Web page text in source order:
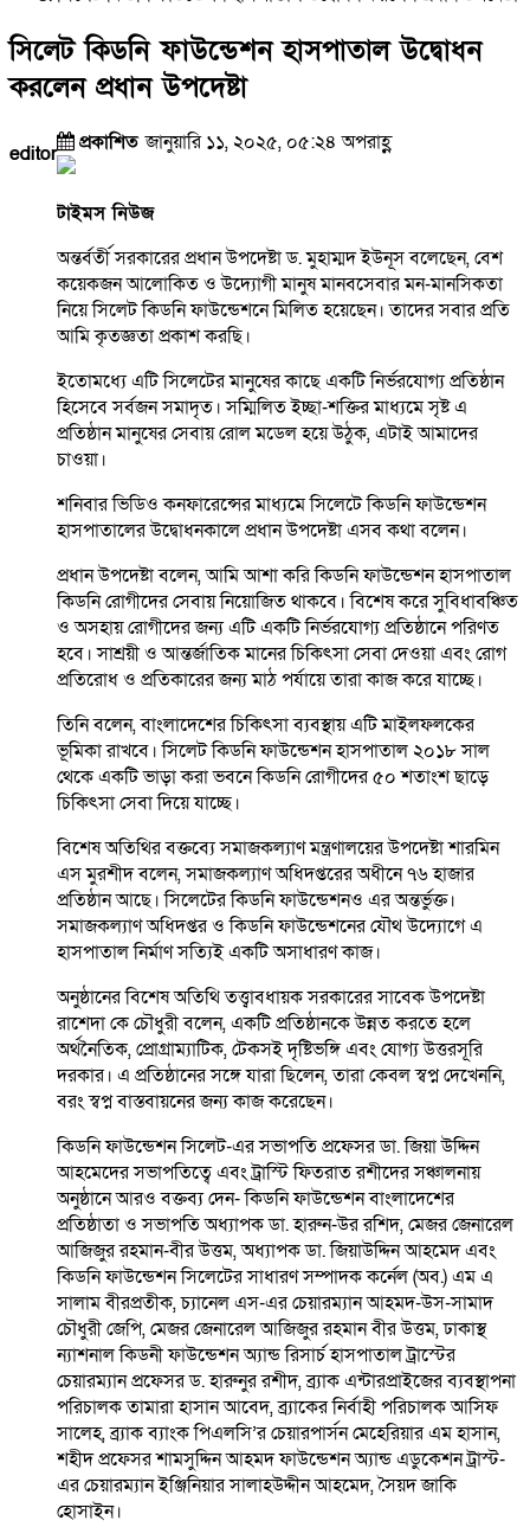
সিলেট কিডনি ফাউন্ডেশন হাসপাতাল উদ্বোধন
করলেন প্রধান উপদেষ্টা
editor প্রকাশিতজানুয়ারি ১১, ২০২৫, ০৫:২৪ অপরাহ্ণ
টাইমস নিউজ
অন্তর্বর্তী সরকারের প্রধান উপদেষ্টা ড. মুহাম্মদ ইউনূস বলেছেন, বেশ
কয়েকজন আলোকিত ও উদ্যোগী মানুষ মানবসেবার মন-মানসিকতা
নিয়ে সিলেট কিডনি ফাউন্ডেশনে মিলিত হয়েছেন। তাদের সবার প্রতি
আমি কৃতজ্ঞতা প্রকাশ করছি।
ইতোমধ্যে এটি সিলেটের মানুষের কাছে একটি নির্ভরযোগ্য প্রতিষ্ঠান
হিসেবে সর্বজন সমাদৃত। সম্মিলিত ইচ্ছা-শক্তির মাধ্যমে সৃষ্ট এ
প্রতিষ্ঠান মানুষের সেবায় রোল মডেল হয়ে উঠুক, এটাই আমাদের
চাওয়া।
শনিবার ভিডিও কনফারেন্সের মাধ্যমে সিলেটে কিডনি ফাউন্ডেশন
হাসপাতালের উদ্বোধনকালে প্রধান উপদেষ্টা এসব কথা বলেন।
প্রধান উপদেষ্টা বলেন, আমি আশা করি কিডনি ফাউন্ডেশন হাসপাতাল
কিডনি রোগীদের সেবায় নিয়োজিত থাকবে। বিশেষ করে সুবিধাবঞ্চিত
ও অসহায় রোগীদের জন্য এটি একটি নির্ভরযোগ্য প্রতিষ্ঠানে পরিণত
হবে। সাশ্রয়ী ও আন্তর্জাতিক মানের চিকিৎসা সেবা দেওয়া এবং রোগ
প্রতিরোধ ও প্রতিকারের জন্য মাঠ পর্যায়ে তারা কাজ করে যাচ্ছে।
তিনি বলেন, বাংলাদেশের চিকিৎসা ব্যবস্থায় এটি মাইলফলকের
ভূমিকা রাখবে। সিলেট কিডনি ফাউন্ডেশন হাসপাতাল ২০১৮ সাল
থেকে একটি ভাড়া করা ভবনে কিডনি রোগীদের ৫০ শতাংশ ছাড়ে
চিকিৎসা সেবা দিয়ে যাচ্ছে।
বিশেষ অতিথির বক্তব্যে সমাজকল্যাণ মন্ত্রণালয়ের উপদেষ্টা শারমিন
এস মুরশীদ বলেন, সমাজকল্যাণ অধিদপ্তরের অধীনে ৭৬ হাজার
প্রতিষ্ঠান আছে। সিলেটের কিডনি ফাউন্ডেশনও এর অন্তর্ভুক্ত।
সমাজকল্যাণ অধিদপ্তর ও কিডনি ফাউন্ডেশনের যৌথ উদ্যোগে এ
হাসপাতাল নির্মাণ সত্যিই একটি অসাধারণ কাজ।
অনুষ্ঠানের বিশেষ অতিথি তত্ত্বাবধায়ক সরকারের সাবেক উপদেষ্টা
রাশেদা কে চৌধুরী বলেন, একটি প্রতিষ্ঠানকে উন্নত করতে হলে
অর্থনৈতিক, প্রোগ্রাম্যাটিক, টেকসই দৃষ্টিভঙ্গি এবং যোগ্য উত্তরসূরি
দরকার। এ প্রতিষ্ঠানের সঙ্গে যারা ছিলেন, তারা কেবল স্বপ্ন দেখেননি,
বরং স্বপ্ন বাস্তবায়নের জন্য কাজ করেছেন।
কিডনি ফাউন্ডেশন সিলেট-এর সভাপতি প্রফেসর ডা. জিয়া উদ্দিন
আহমেদের সভাপতিত্বে এবং ট্রাস্টি ফিতরাত রশীদের সঞ্চালনায়
অনুষ্ঠানে আরও বক্তব্য দেন- কিডনি ফাউন্ডেশন বাংলাদেশের
প্রতিষ্ঠাতা ও সভাপতি অধ্যাপক ডা. হারুন-উর রশিদ, মেজর জেনারেল
আজিজুর রহমান-বীর উত্তম, অধ্যাপক ডা. জিয়াউদ্দিন আহমেদ এবং
কিডনি ফাউন্ডেশন সিলেটের সাধারণ সম্পাদক কর্নেল (অব.) এম এ
সালাম বীরপ্রতীক, চ্যানেল এস-এর চেয়ারম্যান আহমদ-উস-সামাদ
চৌধুরী জেপি, মেজর জেনারেল আজিজুর রহমান বীর উত্তম, ঢাকাস্থ
ন্যাশনাল কিডনী ফাউন্ডেশন অ্যান্ড রিসার্চ হাসপাতাল ট্রাস্টের
চেয়ারম্যান প্রফেসর ড. হারুনুর রশীদ, ব্র্যাক এন্টারপ্রাইজের ব্যবস্থাপনা
পরিচালক তামারা হাসান আবেদ, ব্র্যাকের নির্বাহী পরিচালক আসিফ
সালেহ, ব্র্যাক ব্যাংক পিএলসি’র চেয়ারপার্সন মেহেরিয়ার এম হাসান,
শহীদ প্রফেসর শামসুদ্দিন আহমদ ফাউন্ডেশন অ্যান্ড এডুকেশন ট্রাস্ট-
এর চেয়ারম্যান ইঞ্জিনিয়ার সালাহউদ্দীন আহমেদ, সৈয়দ জাকি
হোসাইন।